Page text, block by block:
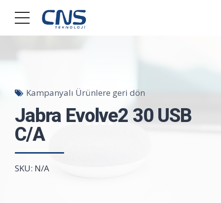
Kampanyalı Ürünlere geri dön
Jabra Evolve2 30 USB
C/A
SKU: N/A